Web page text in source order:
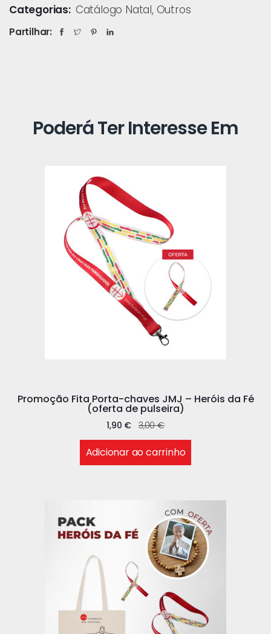
Categorias: Catálogo Natal, Outros
Partilhar:
Poderá Ter Interesse Em
Promoção Fita Porta-chaves JMJ – Heróis da Fé
(oferta de pulseira)
3,00€
1,90 €
Adicionar ao carrinho